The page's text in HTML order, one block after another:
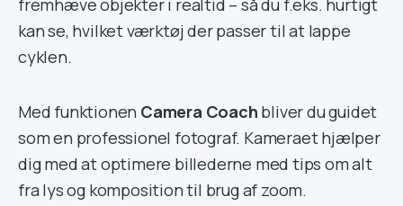
fremhæve objekter i realtid – så du f.eks. hurtigt
kan se, hvilket værktøj der passer til at lappe
cyklen.
Med funktionen Camera Coach bliver du guidet
som en professionel fotograf. Kameraet hjælper
dig med at optimere billederne med tips om alt
fra lys og komposition til brug af zoom.